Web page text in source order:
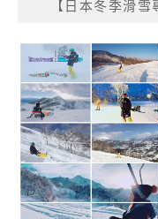
【日本冬季滑